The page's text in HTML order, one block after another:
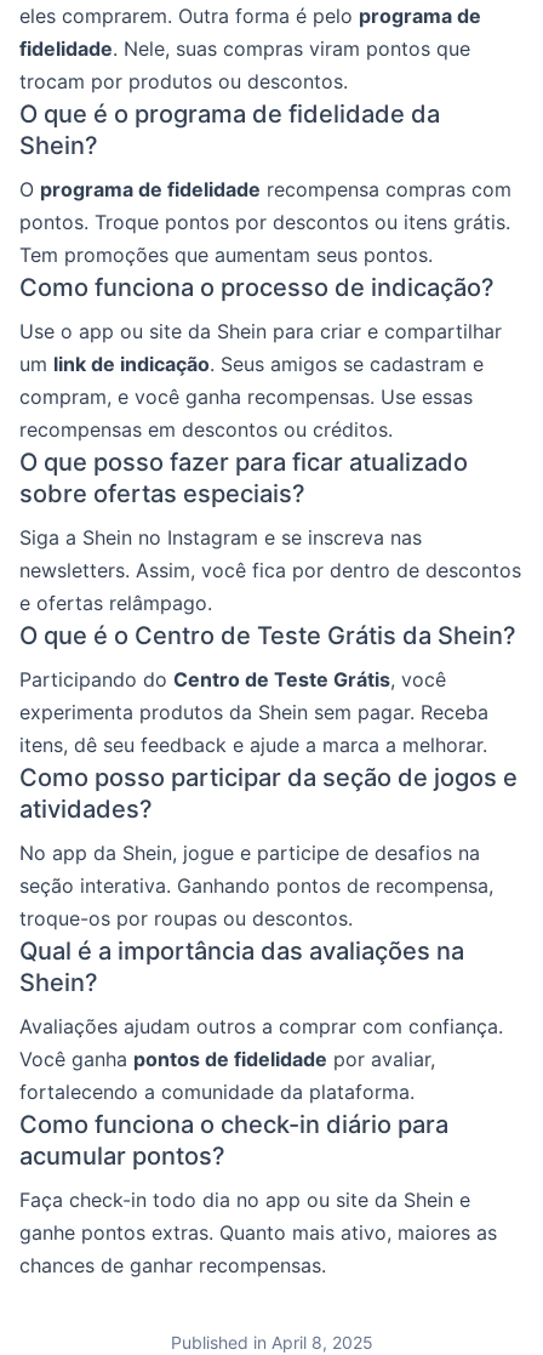
eles comprarem. Outra forma é pelo programa de
fidelidade. Nele, suas compras viram pontos que
trocam por produtos ou descontos.
O que é o programa de fidelidade da
Shein?
O programa de fidelidade recompensa compras com
pontos. Troque pontos por descontos ou itens grátis.
Tem promoções que aumentam seus pontos.
Como funciona o processo de indicação?
Use o app ou site da Shein para criar e compartilhar
um link de indicação. Seus amigos se cadastram e
compram, e você ganha recompensas. Use essas
recompensas em descontos ou créditos.
O que posso fazer para ficar atualizado
sobre ofertas especiais?
Siga a Shein no Instagram e se inscreva nas
newsletters. Assim, você fica por dentro de descontos
e ofertas relâmpago.
O que é o Centro de Teste Grátis da Shein?
Participando do Centro de Teste Grátis, você
experimenta produtos da Shein sem pagar. Receba
itens, dê seu feedback e ajude a marca a melhorar.
Como posso participar da seção de jogos e
atividades?
No app da Shein, jogue e participe de desafios na
seção interativa. Ganhando pontos de recompensa,
troque-os por roupas ou descontos.
Qual é a importância das avaliações na
Shein?
Avaliações ajudam outros a comprar com confiança.
Você ganha pontos de fidelidade por avaliar,
fortalecendo a comunidade da plataforma.
Como funciona o check-in diário para
acumular pontos?
Faça check-in todo dia no app ou site da Shein e
ganhe pontos extras. Quanto mais ativo, maiores as
chances de ganhar recompensas.
Published in April 8, 2025